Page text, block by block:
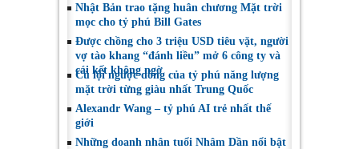
Nhật Bản trao tặng huân chương Mặt trời
mọc cho tỷ phú Bill Gates
Được chồng cho 3 triệu USD tiêu vặt, người
vợ tào khang “đánh liều” mở 6 công ty và
cái kết không ngờ
Cú lội ngược dòng của tỷ phú năng lượng
mặt trời từng giàu nhất Trung Quốc
Alexandr Wang – tỷ phú AI trẻ nhất thế
giới
Những doanh nhân tuổi Nhâm Dần nổi bật